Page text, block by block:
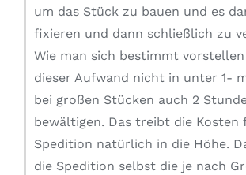
um das Stück zu bauen und es
fixieren und dann schließlich zu
Wie man sich bestimmt
dieser Aufwand nicht in unter 1-
bei großen Stücken auch 2
bewältigen. Das treibt die Kosten
Spedition natürlich in die Höhe.
die Spedition selbst die je nach